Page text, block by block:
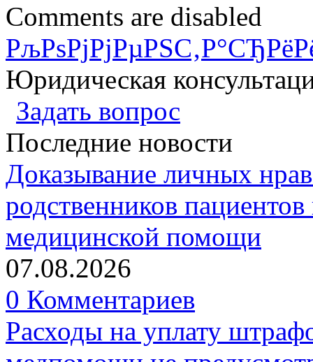
Comments are disabled
Юридическая
Задать вопрос
Последние новости
Доказывание личных
родственников
медицинской помощи
07.08.2026
0 Комментариев
Расходы на уплату